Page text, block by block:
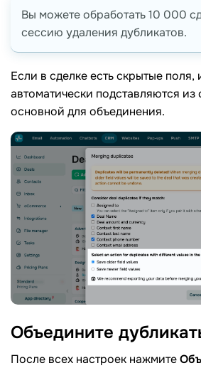
Вы можете обработать 10 000
сессию удаления дубликатов.
Если в сделке есть скрытые поля,
автоматически подставляются
основной для объединения.
Объедините
После всех настроек нажмите